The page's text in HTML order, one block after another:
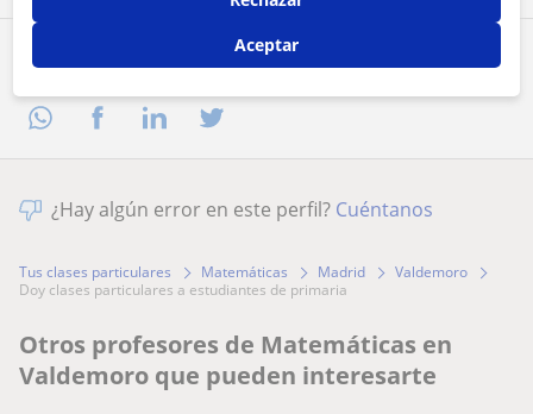
Comparte a este profesor
¿Hay algún error en este perfil? Cuéntanos
Tus clases particulares Matemáticas Madrid
Valdemoro
doy clases particulares a estudiantes de primaria
Otros profesores de Matemáticas en
Valdemoro que pueden interesarte
Aceptar